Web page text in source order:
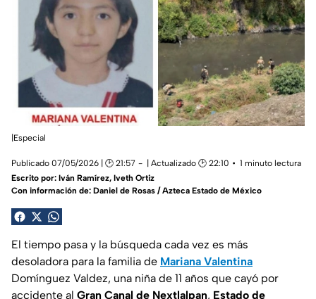
|Especial
Publicado 07/05/2026 | 🕑 21:57 | Actualizado 🕑 22:10
1 minuto lectura
Escrito por: Iván Ramírez, Iveth Ortiz
Con información de: Daniel de Rosas / Azteca Estado de México
El tiempo pasa y la búsqueda cada vez es más
desoladora para la familia de Mariana Valentina
Domínguez Valdez, una niña de 11 años que cayó por
accidente al Gran Canal de Nextlalpan, Estado de